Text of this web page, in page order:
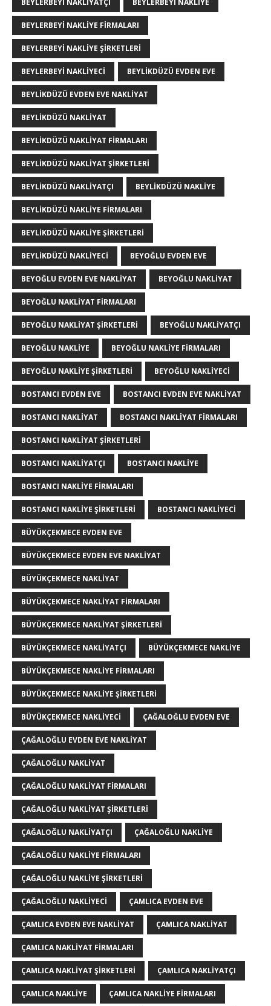
BEYLERBEYI NAKLIYE FIRMALARI
BEYLERBEYI NAKLIYE ŞIRKETLERI
BEYLERBEYI NAKLIYECI BEYLIKDÜZÜ EVDEN EVE
BEYLIKDÜZÜ EVDEN EVE NAKLIYAT
BEYLIKDÜZÜ NAKLIYAT
BEYLIKDÜZÜ NAKLIYAT FIRMALARI
BEYLIKDÜZÜ NAKLIYAT ŞIRKETLERI
BEYLIKDÜZÜ NAKLIYATÇI BEYLIKDÜZÜ NAKLIYE
BEYLIKDÜZÜ NAKLIYE FIRMALARI
BEYLIKDÜZÜ NAKLIYE ŞIRKETLERI
BEYLIKDÜZÜ NAKLIYECI BEYOĞLU EVDEN EVE
BEYOĞLU EVDEN EVE NAKLIYAT BEYOĞLU NAKLIYAT
BEYOĞLU NAKLIYAT FIRMALARI
BEYOĞLU NAKLIYAT ŞIRKETLERI BEYOĞLU NAKLIYATÇI
BEYOĞLU NAKLIYE BEYOĞLU NAKLIYE FIRMALARI
BEYOĞLU NAKLIYE ŞIRKETLERI BEYOĞLU NAKLIYECI
BOSTANCI EVDEN EVE BOSTANCI EVDEN EVE NAKLIYAT
BOSTANCI NAKLIYAT BOSTANCI NAKLIYAT FIRMALARI
BOSTANCI NAKLIYAT ŞIRKETLERI
BOSTANCI NAKLIYATÇI BOSTANCI NAKLIYE
BOSTANCI NAKLIYE FIRMALARI
BOSTANCI NAKLIYE ŞIRKETLERI BOSTANCI NAKLIYECI
BÜYÜKÇEKMECE EVDEN EVE
BÜYÜKÇEKMECE EVDEN EVE NAKLIYAT
BÜYÜKÇEKMECE NAKLIYAT
BÜYÜKÇEKMECE NAKLIYAT FIRMALARI
BÜYÜKÇEKMECE NAKLIYAT ŞIRKETLERI
BÜYÜKÇEKMECE NAKLIYATÇI BÜYÜKÇEKMECE NAKLIYE
BÜYÜKÇEKMECE NAKLIYE FIRMALARI
BÜYÜKÇEKMECE NAKLIYE ŞIRKETLERI
BÜYÜKÇEKMECE NAKLIYECI ÇAĞALOĞLU EVDEN EVE
ÇAĞALOĞLU EVDEN EVE NAKLIYAT
ÇAĞALOĞLU NAKLIYAT
ÇAĞALOĞLU NAKLIYAT FIRMALARI
ÇAĞALOĞLU NAKLIYAT ŞIRKETLERI
ÇAĞALOĞLU NAKLIYATÇI ÇAĞALOĞLU NAKLIYE
ÇAĞALOĞLU NAKLIYE FIRMALARI
ÇAĞALOĞLU NAKLIYE ŞIRKETLERI
ÇAĞALOĞLU NAKLIYECI ÇAMLICA EVDEN EVE
ÇAMLICA EVDEN EVE NAKLIYAT ÇAMLICA NAKLIYAT
ÇAMLICA NAKLIYAT FIRMALARI
ÇAMLICA NAKLIYAT ŞIRKETLERI ÇAMLICA NAKLIYATÇI
ÇAMLICA NAKLIYE ÇAMLICA NAKLIYE FIRMALARI